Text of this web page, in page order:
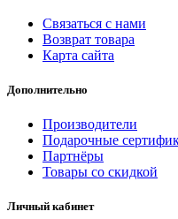
Связаться с нами
Возврат товара
Карта сайта
Дополнительно
Производители
Подарочные
Партнёры
Товары со скидкой
Личный кабинет